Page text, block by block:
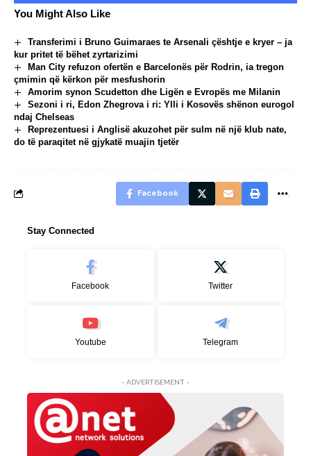
You Might Also Like
Transferimi i Bruno Guimaraes te Arsenali çështje e kryer – ja
kur pritet të bëhet zyrtarizimi
Man City refuzon ofertën e Barcelonës për Rodrin, ia tregon
çmimin që kërkon për mesfushorin
Amorim synon Scudetton dhe Ligën e Evropës me Milanin
Sezoni i ri, Edon Zhegrova i ri: Ylli i Kosovës shënon eurogol
ndaj Chelseas
Reprezentuesi i Anglisë akuzohet për sulm në një klub nate,
do të paraqitet në gjykatë muajin tjetër
Facebook
Stay Connected
Facebook Twitter
Youtube Telegram
- ADVERTISEMENT -